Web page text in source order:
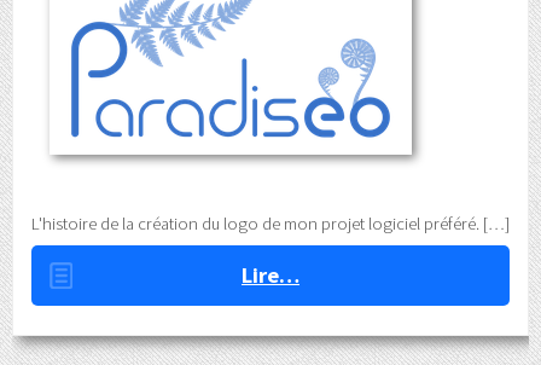
L'histoire de la création du logo de mon projet logiciel préféré.
Lire…